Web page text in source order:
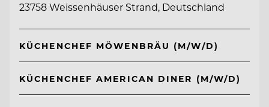
23758 Weissenhäuser Strand, Deutschland
KÜCHENCHEF MÖWENBRÄU (M/W/D)
KÜCHENCHEF AMERICAN DINER (M/W/D)